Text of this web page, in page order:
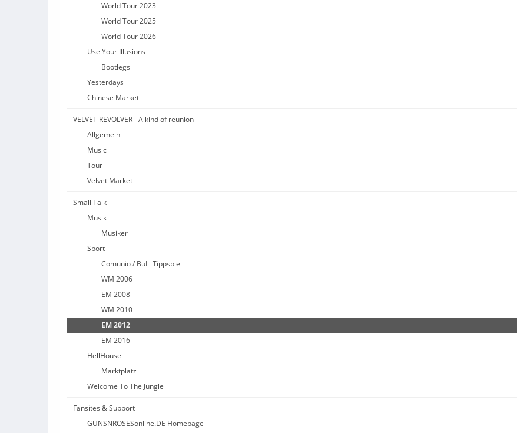
World Tour 2023
World Tour 2025
World Tour 2026
Use Your Illusions
Bootlegs
Yesterdays
Chinese Market
VELVET REVOLVER - A kind of reunion
Allgemein
Music
Tour
Velvet Market
Small Talk
Musik
Musiker
Sport
Comunio / BuLi Tippspiel
WM 2006
EM 2008
WM 2010
EM 2012
EM 2016
HellHouse
Marktplatz
Welcome To The Jungle
Fansites & Support
GUNSNROSESonline.DE Homepage